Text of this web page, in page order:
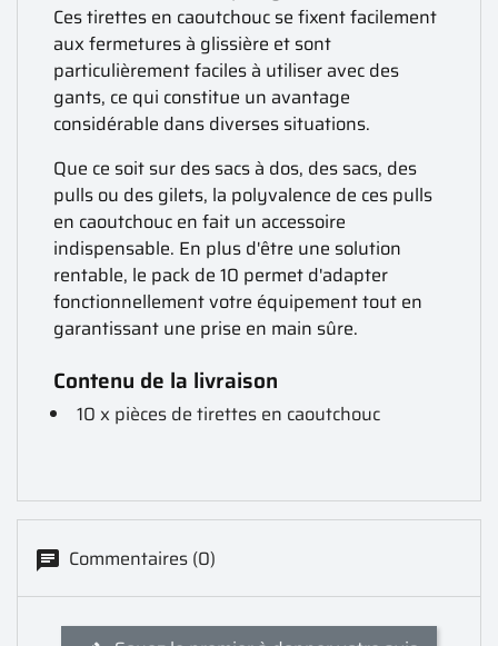
Ces tirettes en caoutchouc se fixent facilement
aux fermetures à glissière et sont
particulièrement faciles à utiliser avec des
gants, ce qui constitue un avantage
considérable dans diverses situations.
Que ce soit sur des sacs à dos, des sacs, des
pulls ou des gilets, la polyvalence de ces pulls
en caoutchouc en fait un accessoire
indispensable. En plus d'être une solution
rentable, le pack de 10 permet d'adapter
fonctionnellement votre équipement tout en
garantissant une prise en main sûre.
Contenu de la livraison
10 x pièces de tirettes en caoutchouc
Commentaires (0)